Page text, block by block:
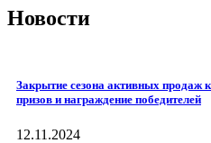
Новости
Закрытие сезона активных продаж
призов и награждение победителей
12.11.2024